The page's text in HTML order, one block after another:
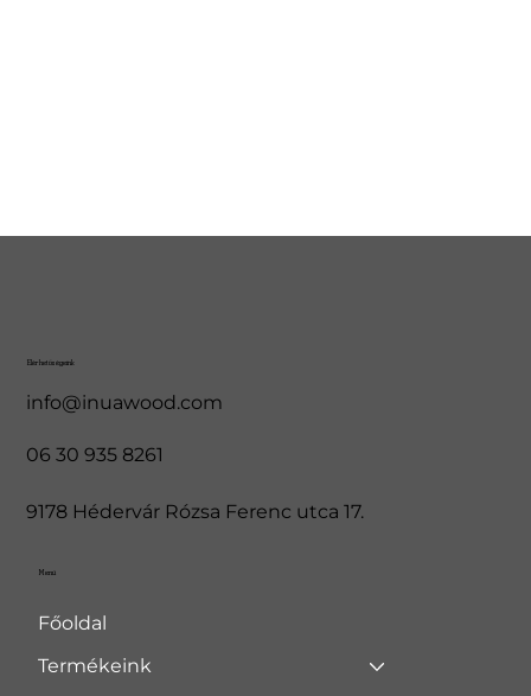
Elérhetőségeink
info@inuawood.com
06 30 935 8261
9178 Hédervár Rózsa Ferenc utca 17.
Menü
Főoldal
Termékeink